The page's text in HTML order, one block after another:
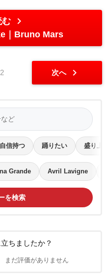
む chevron_right
Bruno Mars
次へ chevron_right
自信持つ 踊りたい 盛り上
Grande Avril Lavigne
を検索
ちましたか？
まだ評価がありません